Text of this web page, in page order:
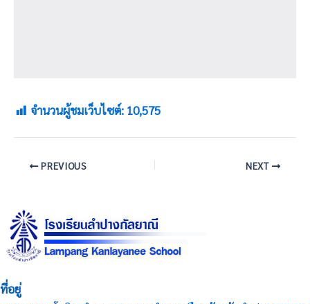
จำนวนผู้ชมเว็บไซต์: 10,575
PREVIOUS NEXT
ที่อยู่